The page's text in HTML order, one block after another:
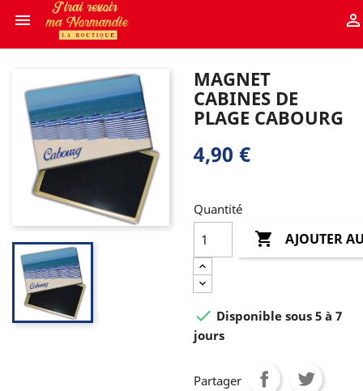
 
MAGNET
CABINES DE
PLAGE CABOURG
4,90 €
Quantité
 AJOUTER
 Disponible sous 5 à 7
jours
Partager